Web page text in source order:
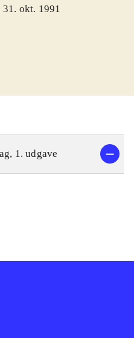
31. okt. 1991
1. udgave